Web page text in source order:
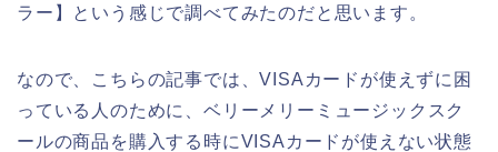
ラー】という感じで調べてみたのだと思います。
なので、こちらの記事では、VISAカードが使えずに困
っている人のために、ベリーメリーミュージックスク
ールの商品を購入する時にVISAカードが使えない状態